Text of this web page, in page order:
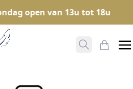
open van 13u tot 18u
ZoekenMijn